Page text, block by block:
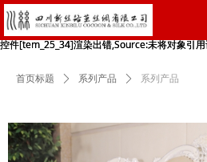
首页标题 ꄲ 系列产品 ꄲ 系列产品
控件[tem_25_34]渲染出错,Source:未将对象引
控件[tem_25_34]渲染出错,Source:未将对象引